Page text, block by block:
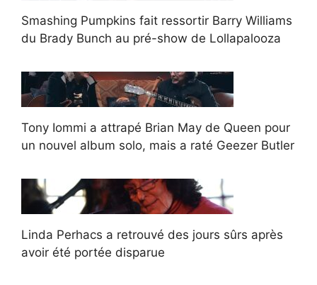
Smashing Pumpkins fait ressortir Barry Williams
du Brady Bunch au pré-show de Lollapalooza
Tony Iommi a attrapé Brian May de Queen pour
un nouvel album solo, mais a raté Geezer Butler
Linda Perhacs a retrouvé des jours sûrs après
avoir été portée disparue